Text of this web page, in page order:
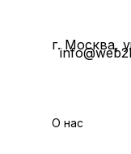
г. Москва,
О нас